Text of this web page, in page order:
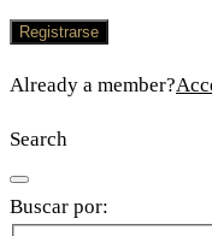
Registrarse
Already a member?
Search
Buscar por: